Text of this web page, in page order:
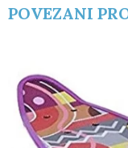
POVEZANI